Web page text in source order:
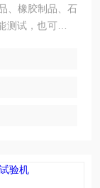
、橡胶制品、石
试，也可对试